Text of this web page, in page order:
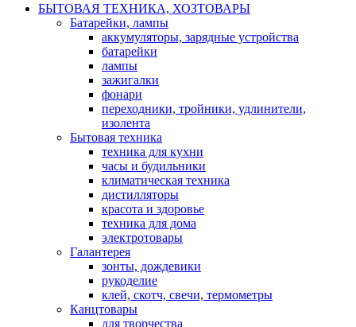
БЫТОВАЯ ТЕХНИКА, ХОЗТОВАРЫ
Батарейки, лампы
аккумуляторы, зарядные устройства
батарейки
лампы
зажигалки
фонари
переходники, тройники, удлинители,
изолента
Бытовая техника
техника для кухни
часы и будильники
климатическая техника
дистилляторы
красота и здоровье
техника для дома
электротовары
Галантерея
зонты, дождевики
рукоделие
клей, скотч, свечи, термометры
Канцтовары
для творчества